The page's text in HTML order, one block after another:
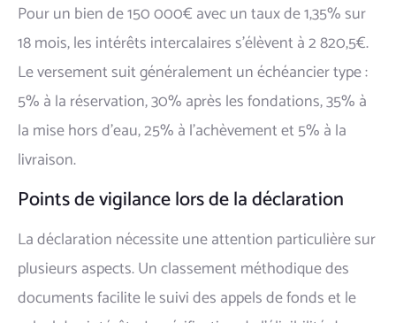
Pour un bien de 150 000€ avec un taux de 1,35% sur
18 mois, les intérêts intercalaires s'élèvent à 2 820,5€.
Le versement suit généralement un échéancier type :
5% à la réservation, 30% après les fondations, 35% à
la mise hors d'eau, 25% à l'achèvement et 5% à la
livraison.
Points de vigilance lors de la déclaration
La déclaration nécessite une attention particulière sur
plusieurs aspects. Un classement méthodique des
documents facilite le suivi des appels de fonds et le